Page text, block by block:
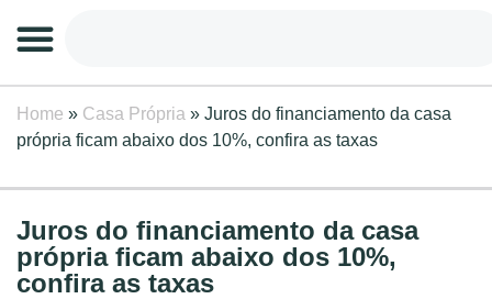
Home » Casa Própria » Juros do financiamento da casa
própria ficam abaixo dos 10%, confira as taxas
Juros do financiamento da casa
própria ficam abaixo dos 10%,
confira as taxas